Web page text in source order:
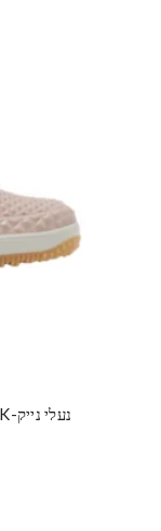
נעלי נייק-NIKE AIR LF1 DUCKBOOT PINK